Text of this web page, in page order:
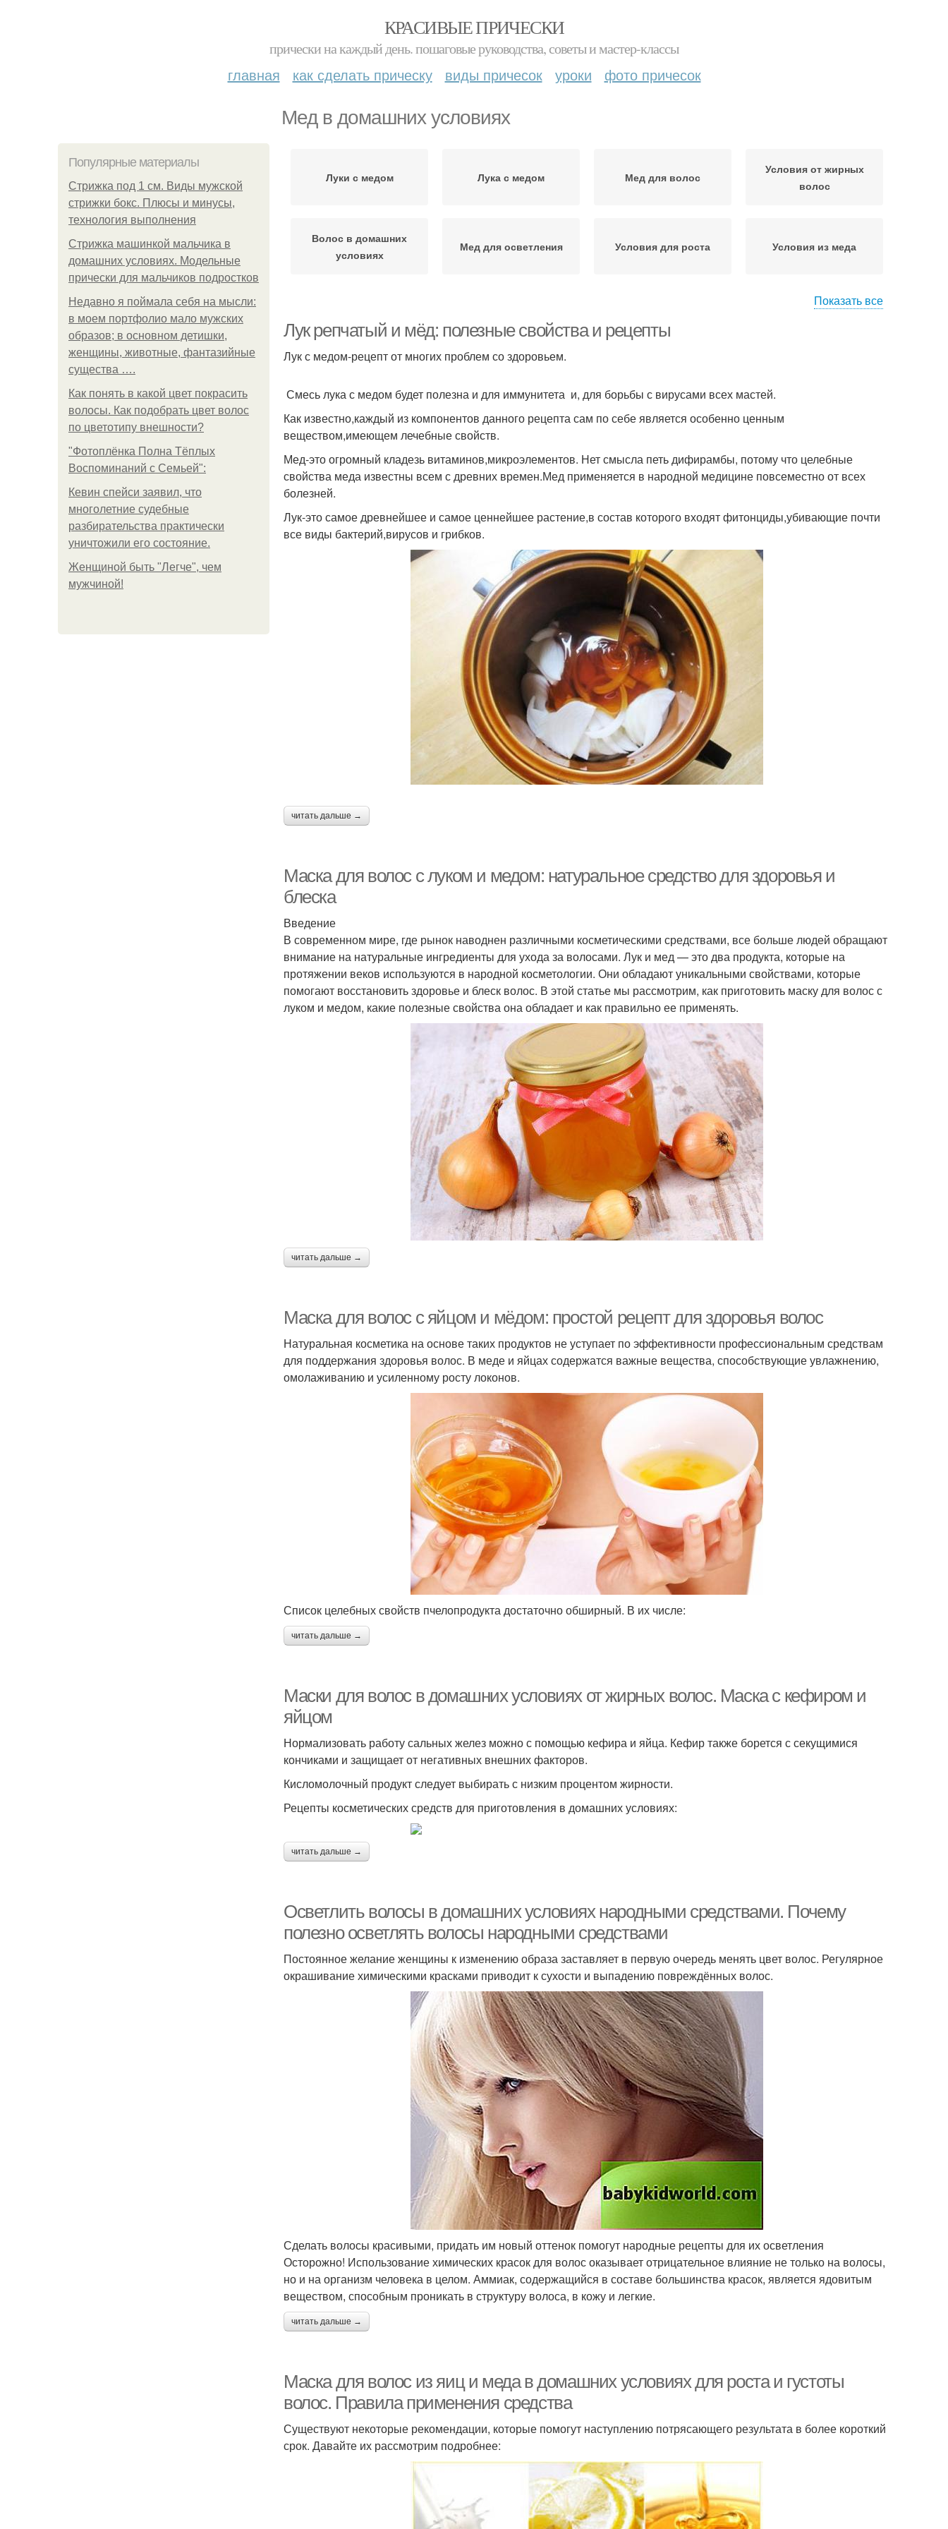
КРАСИВЫЕ ПРИЧЕСКИ
прически на каждый день. пошаговые руководства, советы и мастер-классы
главная как сделать прическу виды причесок уроки фото причесок
Мед в домашних условиях
Популярные материалы
Стрижка под 1 см. Виды мужской
стрижки бокс. Плюсы и минусы,
технология выполнения
Стрижка машинкой мальчика в
домашних условиях. Модельные
прически для мальчиков подростков
Недавно я поймала себя на мысли:
в моем портфолио мало мужских
образов; в основном детишки,
женщины, животные, фантазийные
существа ….
Как понять в какой цвет покрасить
волосы. Как подобрать цвет волос
по цветотипу внешности?
"Фотоплёнка Полна Тёплых
Воспоминаний с Семьей":
Кевин спейси заявил, что
многолетние судебные
разбирательства практически
уничтожили его состояние.
Женщиной быть "Легче", чем
мужчиной!
Луки с медом Лука с медом Мед для волос
Условия от жирных
волос
Волос в домашних
условиях
Мед для осветления Условия для роста Условия из меда
условиях
Показать все
Лук репчатый и мёд: полезные свойства и рецепты
Лук с медом-рецепт от многих проблем со здоровьем.
Смесь лука с медом будет полезна и для иммунитета и, для борьбы с вирусами всех мастей.
Как известно,каждый из компонентов данного рецепта сам по себе является особенно ценным
веществом,имеющем лечебные свойств.
Мед-это огромный кладезь витаминов,микроэлементов. Нет смысла петь дифирамбы, потому что целебные
свойства меда известны всем с древних времен.Мед применяется в народной медицине повсеместно от всех
болезней.
Лук-это самое древнейшее и самое ценнейшее растение,в состав которого входят фитонциды,убивающие почти
все виды бактерий,вирусов и грибков.
читать дальше →
Маска для волос с луком и медом: натуральное средство для здоровья и
блеска
Введение
В современном мире, где рынок наводнен различными косметическими средствами, все больше людей обращают
внимание на натуральные ингредиенты для ухода за волосами. Лук и мед — это два продукта, которые на
протяжении веков используются в народной косметологии. Они обладают уникальными свойствами, которые
помогают восстановить здоровье и блеск волос. В этой статье мы рассмотрим, как приготовить маску для волос с
луком и медом, какие полезные свойства она обладает и как правильно ее применять.
читать дальше →
Маска для волос с яйцом и мёдом: простой рецепт для здоровья волос
Натуральная косметика на основе таких продуктов не уступает по эффективности профессиональным средствам
для поддержания здоровья волос. В меде и яйцах содержатся важные вещества, способствующие увлажнению,
омолаживанию и усиленному росту локонов.
Список целебных свойств пчелопродукта достаточно обширный. В их числе:
читать дальше →
Маски для волос в домашних условиях от жирных волос. Маска с кефиром и
яйцом
Нормализовать работу сальных желез можно с помощью кефира и яйца. Кефир также борется с секущимися
кончиками и защищает от негативных внешних факторов.
Кисломолочный продукт следует выбирать с низким процентом жирности.
Рецепты косметических средств для приготовления в домашних условиях:
читать дальше →
Осветлить волосы в домашних условиях народными средствами. Почему
полезно осветлять волосы народными средствами
Постоянное желание женщины к изменению образа заставляет в первую очередь менять цвет волос. Регулярное
окрашивание химическими красками приводит к сухости и выпадению повреждённых волос.
Сделать волосы красивыми, придать им новый оттенок помогут народные рецепты для их осветления
Осторожно! Использование химических красок для волос оказывает отрицательное влияние не только на волосы,
но и на организм человека в целом. Аммиак, содержащийся в составе большинства красок, является ядовитым
веществом, способным проникать в структуру волоса, в кожу и легкие.
читать дальше →
Маска для волос из яиц и меда в домашних условиях для роста и густоты
волос. Правила применения средства
Существуют некоторые рекомендации, которые помогут наступлению потрясающего результата в более короткий
срок. Давайте их рассмотрим подробнее: